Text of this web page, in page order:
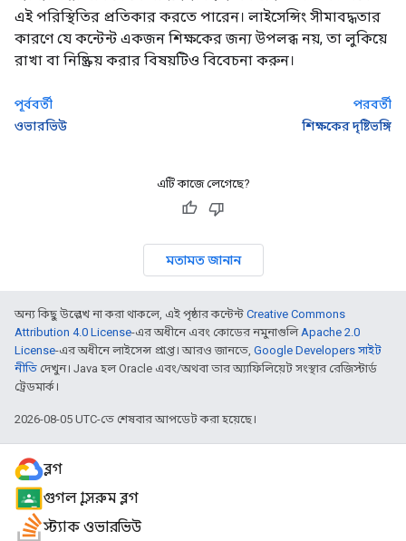
এই পরিস্থিতির প্রতিকার করতে পারেন। লাইসেন্সিং সীমাবদ্ধতার
কারণে যে কন্টেন্ট একজন শিক্ষকের জন্য উপলব্ধ নয়, তা লুকিয়ে
রাখা বা নিষ্ক্রিয় করার বিষয়টিও বিবেচনা করুন।
পূর্ববর্তী
ওভারভিউ
পরবর্তী
শিক্ষকের দৃষ্টিভঙ্গি
এটি কাজে লেগেছে?
মতামত জানান
অন্য কিছু উল্লেখ না করা থাকলে, এই পৃষ্ঠার কন্টেন্ট Creative Commons
Attribution 4.0 License-এর অধীনে এবং কোডের নমুনাগুলি Apache 2.0
License-এর অধীনে লাইসেন্স প্রাপ্ত। আরও জানতে, Google Developers সাইট
নীতি দেখুন। Java হল Oracle এবং/অথবা তার অ্যাফিলিয়েট সংস্থার রেজিস্টার্ড
ট্রেডমার্ক।
2026-08-05 UTC-তে শেষবার আপডেট করা হয়েছে।
ব্লগ
গুগল ক্লাসরুম ব্লগ
স্ট্যাক ওভারভিউ